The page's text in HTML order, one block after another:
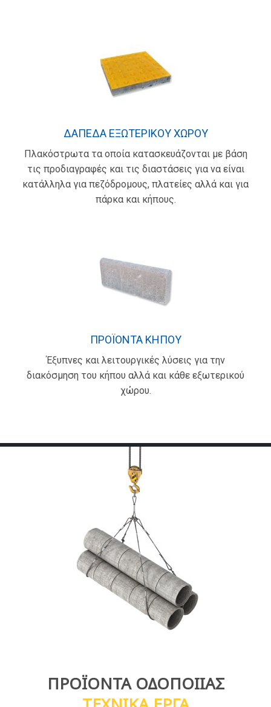
ΔΑΠΕΔΑ ΕΞΩΤΕΡΙΚΟΥ ΧΩΡΟΥ
Πλακόστρωτα τα οποία κατασκευάζονται με βάση
τις προδιαγραφές και τις διαστάσεις για να είναι
κατάλληλα για πεζόδρομους, πλατείες αλλά και για
πάρκα και κήπους.
ΠΡΟΪΟΝΤΑ ΚΗΠΟΥ
Έξυπνες και λειτουργικές λύσεις για την
διακόσμηση του κήπου αλλά και κάθε εξωτερικού
χώρου.
ΠΡΟΪΟΝΤΑ ΟΔΟΠΟΙΙΑΣ